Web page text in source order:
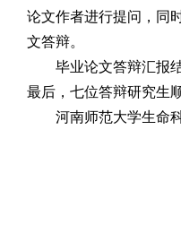
论文作者进行提问，同
文答辩。
毕业论文答辩汇报
最后，七位答辩研究生
河南师范大学生命